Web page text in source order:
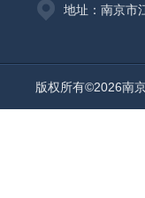
地址：南京市
版权所有©2026南